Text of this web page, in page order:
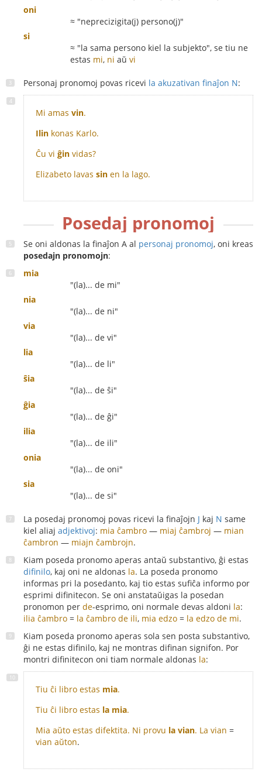
oni
≈ "neprecizigita(j) persono(j)"
si
≈ "la sama persono kiel la subjekto", se tiu ne
estas mi, ni aŭ vi
Personaj pronomoj povas ricevi la akuzativan finaĵon N:
Mi amas vin.
Ilin konas Karlo.
Ĉu vi ĝin vidas?
Elizabeto lavas sin en la lago.
Posedaj pronomoj
Se oni aldonas la finaĵon A al personaj pronomoj, oni kreas
posedajn pronomojn:
mia
"(la)... de mi"
nia
"(la)... de ni"
via
"(la)... de vi"
lia
"(la)... de li"
ŝia
"(la)... de ŝi"
ĝia
"(la)... de ĝi"
ilia
"(la)... de ili"
onia
"(la)... de oni"
sia
"(la)... de si"
La posedaj pronomoj povas ricevi la finaĵojn J kaj N same
kiel aliaj adjektivoj: mia ĉambro — miaj ĉambroj — mian
ĉambron — miajn ĉambrojn.
Kiam poseda pronomo aperas antaŭ substantivo, ĝi estas
difinilo, kaj oni ne aldonas la. La poseda pronomo
informas pri la posedanto, kaj tio estas sufiĉa informo por
esprimi difinitecon. Se oni anstataŭigas la posedan
pronomon per de-esprimo, oni normale devas aldoni la:
ilia ĉambro = la ĉambro de ili, mia edzo = la edzo de mi.
Kiam poseda pronomo aperas sola sen posta substantivo,
ĝi ne estas difinilo, kaj ne montras difinan signifon. Por
montri difinitecon oni tiam normale aldonas la:
Tiu ĉi libro estas mia.
Tiu ĉi libro estas la mia.
Mia aŭto estas difektita. Ni provu la vian. La vian =
vian aŭton.